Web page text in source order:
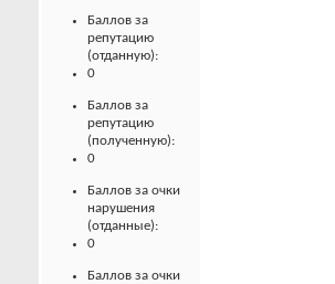
Баллов за
репутацию
(отданную):
0
Баллов за
репутацию
(полученную):
0
Баллов за очки
нарушения
(отданные):
0
Баллов за очки